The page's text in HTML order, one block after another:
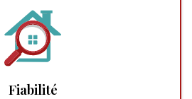
Fiabilité